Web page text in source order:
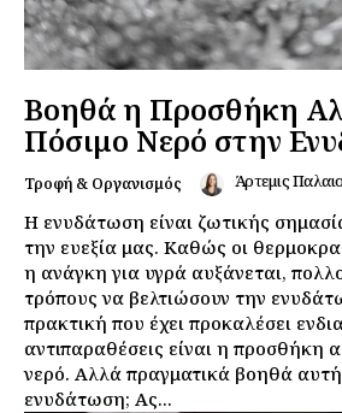
Βοηθά η Προσθήκη
Πόσιμο Νερό στην
Τροφή & Οργανισμός Άρτεμις
Η ενυδάτωση είναι ζωτικής
την ευεξία μας. Καθώς οι
η ανάγκη για υγρά αυξάνεται,
τρόπους να βελτιώσουν την
πρακτική που έχει προκαλέσει
αντιπαραθέσεις είναι η προσθήκη
νερό. Αλλά πραγματικά βοηθά
ενυδάτωση; Ας...